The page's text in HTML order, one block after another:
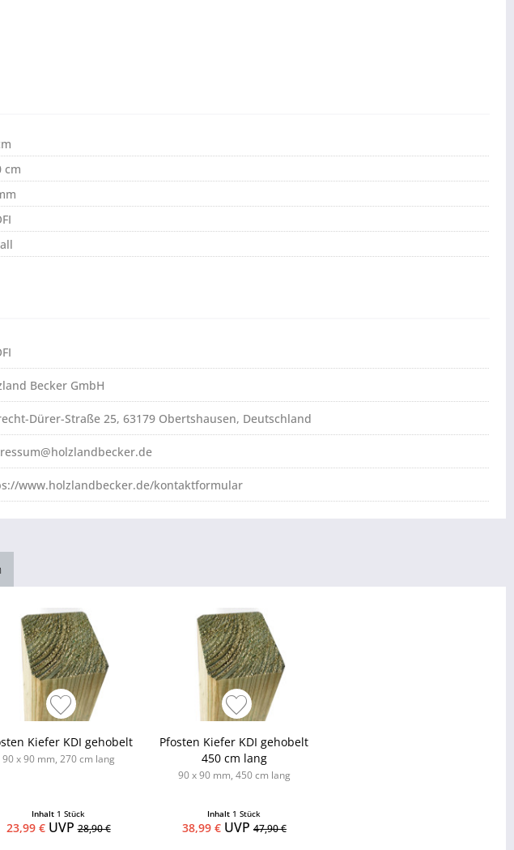
cm
Becker GmbH
Dürer-Straße 25, 63179 Obertshausen, Deutschland
www.holzlandbecker.de/kontaktformular
Kiefer KDI gehobelt
90 x 90 mm, 270 cm lang
Inhalt 1 Stück
23,99 €UVP28,90 €
Pfosten Kiefer KDI gehobelt
450 cm lang
90 x 90 mm, 450 cm lang
Inhalt 1 Stück
38,99 €UVP 47,90 €